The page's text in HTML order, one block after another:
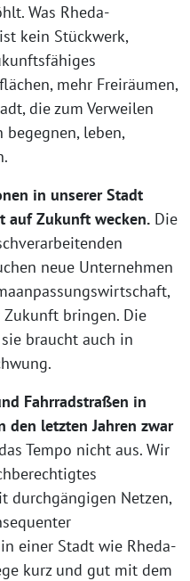
Was Rheda-
kein Stückwerk,
mehr Freiräumen,
die zum Verweilen
leben,
in unserer Stadt
auf Zukunft wecken. Die
neue Unternehmen
bringen. Die
braucht auch in
Fahrradstraßen in
den letzten Jahren zwar
Tempo nicht aus. Wir
durchgängigen Netzen,
einer Stadt wie Rheda-
kurz und gut mit dem